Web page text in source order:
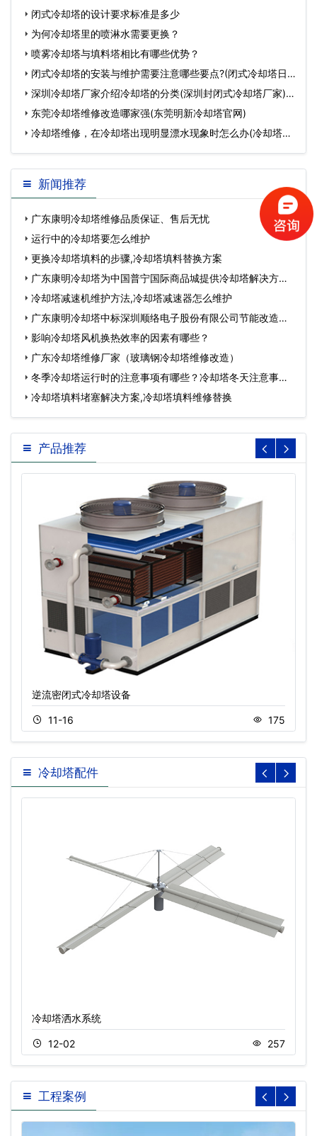
闭式冷却塔的设计要求标准是多少
为何冷却塔里的喷淋水需要更换？
喷雾冷却塔与填料塔相比有哪些优势？
闭式冷却塔的安装与维护需要注意哪些要点?(闭式冷却塔日
常维护注意事…
深圳冷却塔厂家介绍冷却塔的分类(深圳封闭式冷却塔厂家)…
东莞冷却塔维修改造哪家强(东莞明新冷却塔官网)
冷却塔维修，在冷却塔出现明显漂水现象时怎么办(冷却塔维
护图片)…
新闻推荐
广东康明冷却塔维修品质保证、售后无忧
运行中的冷却塔要怎么维护
更换冷却塔填料的步骤,冷却塔填料替换方案
广东康明冷却塔为中国普宁国际商品城提供冷却塔解决方
案…冷却塔减速机维护方法,冷却塔减速器怎么维护
广东康明冷却塔中标深圳顺络电子股份有限公司节能改造工
程…影响冷却塔风机换热效率的因素有哪些？
广东冷却塔维修厂家（玻璃钢冷却塔维修改造）
冬季冷却塔运行时的注意事项有哪些？冷却塔冬天注意事
项…冷却塔填料堵塞解决方案,冷却塔填料维修替换
产品推荐
逆流密闭式冷却塔设备
11-16 175
冷却塔配件
冷却塔洒水系统
12-02 257
工程案例